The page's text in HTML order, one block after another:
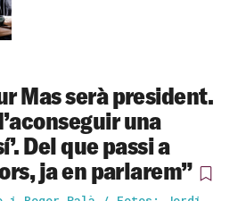
Mas serà president.
una
Del que passi a
ja en parlarem”